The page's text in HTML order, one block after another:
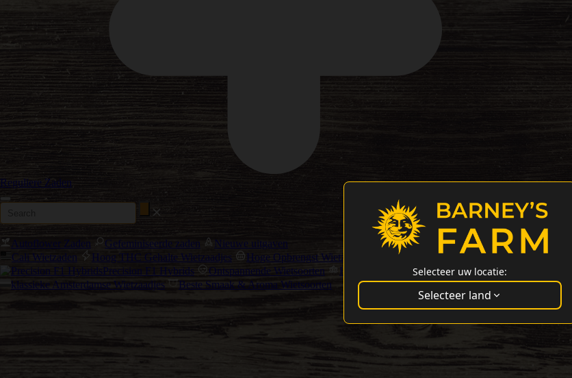
Reguliere Zaden
Autoflower Zaden Gefeminiseerde zaden
Nieuwe uitgaven
Cali Wietzaden
Hoog THC Gehalte Wietzaadjes
Hoge Opbrengst Wietzaadjes
Precision F1 Hybrids
Ontspannende Wietsoorten Hoge CBD Wietsoort Zaden
Cannabis Cup Winaars
klassieke Amsterdamse Wietzaadjes
Beste Smaak & Aroma Wietsoorten
Selecteer uw locatie:
Selecteer land